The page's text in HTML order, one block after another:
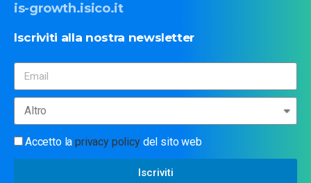
is-growth.isico.it
Iscriviti alla nostra newsletter
Accetto laprivacy policydel sito web
Iscriviti